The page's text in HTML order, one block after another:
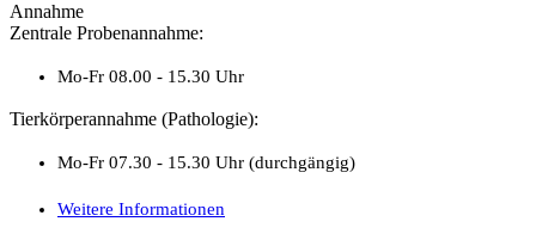
Annahme
Zentrale Probenannahme:
Mo-Fr 08.00 - 15.30 Uhr
Tierkörperannahme (Pathologie):
Mo-Fr 07.30 - 15.30 Uhr (durchgängig)
Weitere Informationen